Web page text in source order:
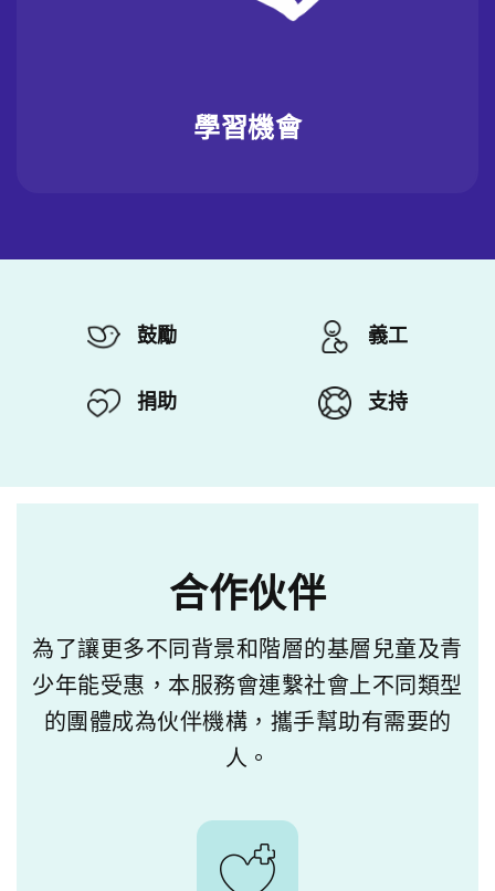
學習機會
鼓勵 義工
捐助 支持
合作伙伴
為了讓更多不同背景和階層的基層兒童及青
少年能受惠，本服務會連繫社會上不同類型
的團體成為伙伴機構，攜手幫助有需要的
人。